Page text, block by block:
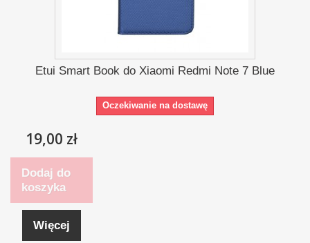
Etui Smart Book do Xiaomi Redmi Note 7 Blue
Oczekiwanie na dostawę
19,00 zł
Dodaj do
koszyka
Więcej